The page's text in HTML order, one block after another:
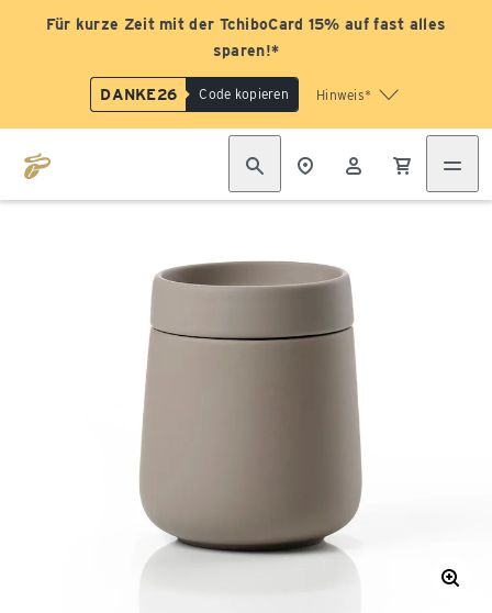
Für kurze Zeit mit der TchiboCard 15% auf fast alles
sparen!*
DANKE26 Code kopieren Hinweis*